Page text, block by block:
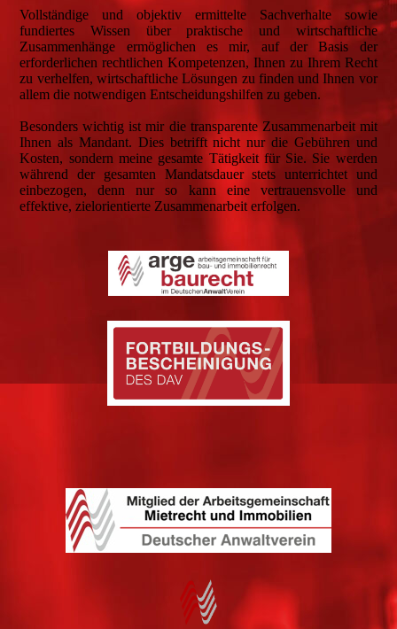
Vollständige und objektiv ermittelte Sachverhalte sowie
fundiertes Wissen über praktische und wirtschaftliche
Zusammenhänge ermöglichen es mir, auf der Basis der
erforderlichen rechtlichen Kompetenzen, Ihnen zu Ihrem Recht
zu verhelfen, wirtschaftliche Lösungen zu finden und Ihnen vor
allem die notwendigen Entscheidungshilfen zu geben.
Besonders wichtig ist mir die transparente Zusammenarbeit mit
Ihnen als Mandant. Dies betrifft nicht nur die Gebühren und
Kosten, sondern meine gesamte Tätigkeit für Sie. Sie werden
während der gesamten Mandatsdauer stets unterrichtet und
einbezogen, denn nur so kann eine vertrauensvolle und
effektive, zielorientierte Zusammenarbeit erfolgen.